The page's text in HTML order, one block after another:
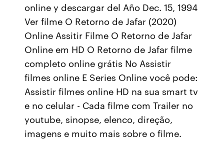
online y descargar del Año Dec. 15, 1994
Ver filme O Retorno de Jafar (2020)
Online Assitir Filme O Retorno de Jafar
Online em HD O Retorno de Jafar filme
completo online grátis No Assistir
filmes online E Series Online você pode:
Assistir filmes online HD na sua smart tv
e no celular - Cada filme com Trailer no
youtube, sinopse, elenco, direção,
imagens e muito mais sobre o filme.